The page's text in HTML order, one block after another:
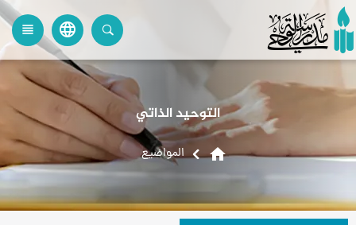
language
view_headline
التوحيد الذاتي
home المواضیع